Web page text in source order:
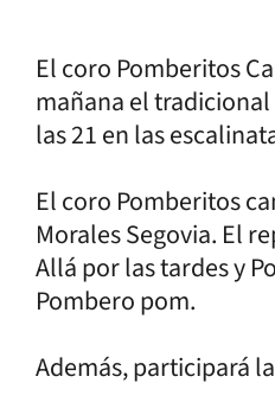
El coro Pomberitos
mañana el tradicional
las 21 en las
El coro Pomberitos
Morales Segovia. El
Allá por las tardes y
Pombero pom.
Además, participará